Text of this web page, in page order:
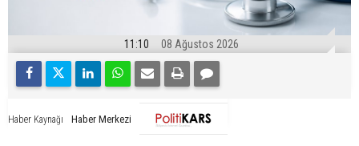
11:10 08 Ağustos 2026
Haber Kaynağı Haber Merkezi